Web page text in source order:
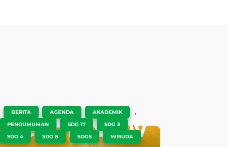
BERITA AGENDA AKADEMIK ,
PENGUMUMAN SDG 17 SDG 3 ,
SDG 4 SDG 8 SDGS WISUDA